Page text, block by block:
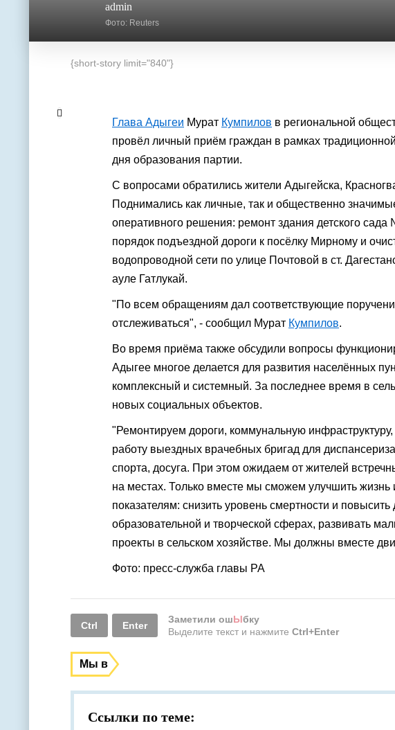
admin
Фото: Reuters
{short-story limit="840"}
Глава Адыгеи Мурат Кумпилов в региональной
провёл личный приём граждан в рамках
дня образования партии.
С вопросами обратились жители Адыгейска,
Поднимались как личные, так и общественно
оперативного решения: ремонт здания детского
порядок подъездной дороги к посёлку Мирному и
водопроводной сети по улице Почтовой в ст.
ауле Гатлукай.
"По всем обращениям дал соответствующие
отслеживаться", - сообщил Мурат Кумпилов.
Во время приёма также обсудили вопросы
Адыгее многое делается для развития населённых
комплексный и системный. За последнее время в
новых социальных объектов.
"Ремонтируем дороги, коммунальную
работу выездных врачебных бригад для
спорта, досуга. При этом ожидаем от жителей
на местах. Только вместе мы сможем улучшить жизнь
показателям: снизить уровень смертности и
образовательной и творческой сферах, развивать
проекты в сельском хозяйстве. Мы должны вместе
Фото: пресс-служба главы РА
Ctrl Enter
Заметили ошЫбку
Выделите текст и нажмите Ctrl+Enter
Мы в
Ссылки по теме: